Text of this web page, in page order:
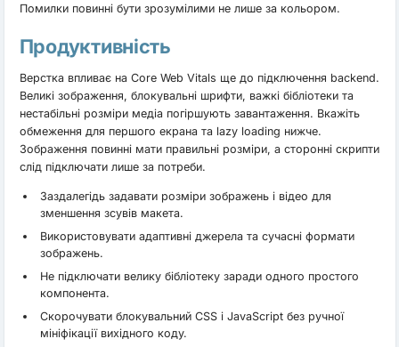
Помилки повинні бути зрозумілими не лише за кольором.
Продуктивність
Верстка впливає на Core Web Vitals ще до підключення backend.
Великі зображення, блокувальні шрифти, важкі бібліотеки та
нестабільні розміри медіа погіршують завантаження. Вкажіть
обмеження для першого екрана та lazy loading нижче.
Зображення повинні мати правильні розміри, а сторонні скрипти
слід підключати лише за потреби.
Заздалегідь задавати розміри зображень і відео для
зменшення зсувів макета.
Використовувати адаптивні джерела та сучасні формати
зображень.
Не підключати велику бібліотеку заради одного простого
компонента.
Скорочувати блокувальний CSS і JavaScript без ручної
мініфікації вихідного коду.